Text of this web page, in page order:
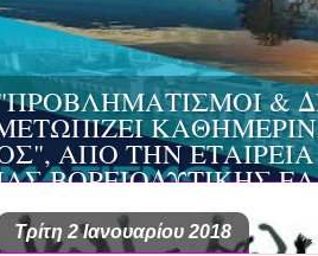
&
ΑΠΟ ΤΗΝ ΕΤΑΙΡΕΙΑ
ΒΟΡΕΙΟΔΥΤΙΚΗΣ
ΠΑΝΕΠΙΣΤΗΜΙΑΚΕΣ
Τρίτη 2 Ιανουαρίου 2018